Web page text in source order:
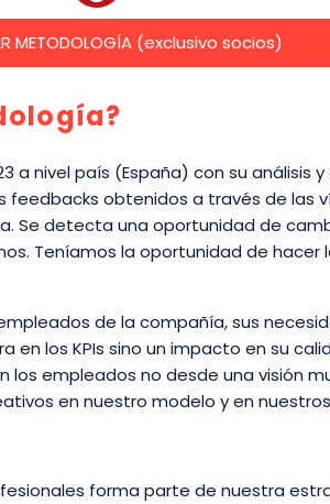
METODOLOGÍA (exclusivo socios)
a nivel país (España) con su análisis
obtenidos a través de las
Se detecta una oportunidad de
Teníamos la oportunidad de hacer
de la compañía, sus
en los KPIs sino un impacto en su
empleados no desde una visión
en nuestro modelo y en
forma parte de nuestra